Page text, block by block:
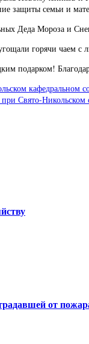
защиты семьи и
Деда Мороза и
горячи чаем
подарком!
кафедральном
Свято-Никольском
от